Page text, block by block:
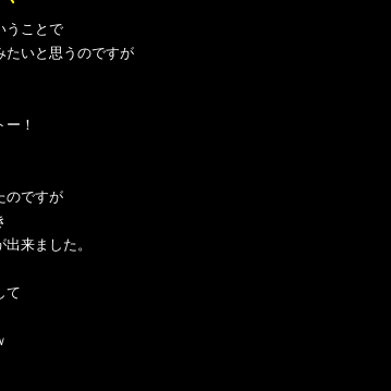
うことで
たいと思うのですが
！
のですが
来ました。
て